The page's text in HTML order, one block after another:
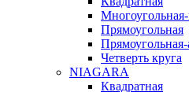
Прямоугольная
Четверть круга
NIAGARA
Квадратная